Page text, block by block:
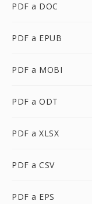
PDF a DOC
PDF a EPUB
PDF a MOBI
PDF a ODT
PDF a XLSX
PDF a CSV
PDF a EPS